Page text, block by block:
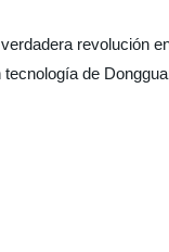
revolución
de